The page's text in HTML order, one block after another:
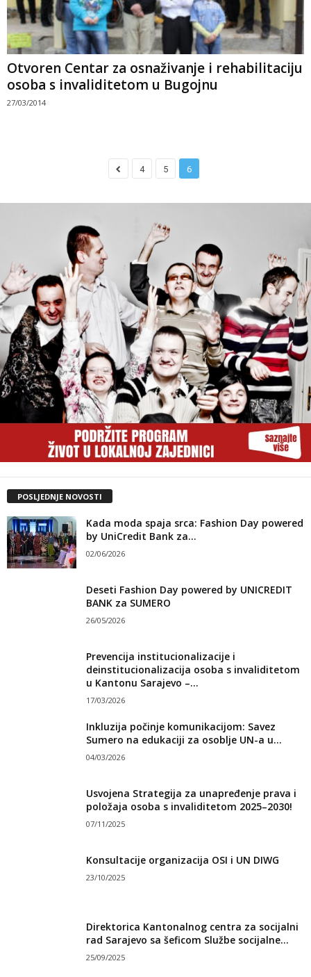
Otvoren Centar za osnaživanje i rehabilitaciju
osoba s invaliditetom u Bugojnu
27/03/2014
4 5 6
POSLJEDNJE NOVOSTI
Kada moda spaja srca: Fashion Day powered
by UniCredit Bank za...
02/06/2026
Deseti Fashion Day powered by UNICREDIT
BANK za SUMERO
26/05/2026
Prevencija institucionalizacije i
deinstitucionalizacija osoba s invaliditetom
u Kantonu Sarajevo –...
17/03/2026
Inkluzija počinje komunikacijom: Savez
Sumero na edukaciji za osoblje UN-a u...
04/03/2026
Usvojena Strategija za unapređenje prava i
položaja osoba s invaliditetom 2025–2030!
07/11/2025
Konsultacije organizacija OSI i UN DIWG
23/10/2025
Direktorica Kantonalnog centra za socijalni
rad Sarajevo sa šeficom Službe socijalne...
25/09/2025